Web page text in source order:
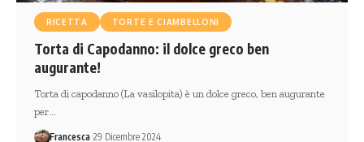
RICETTA TORTE E CIAMBELLONI
Torta di Capodanno: il dolce greco ben
augurante!
Torta di capodanno (La vasilopita) è un dolce greco, ben augurante
per…
Francesca 29 Dicembre 2024